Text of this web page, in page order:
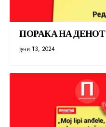
ПОРАКА НА ДЕНОТ
јуни 13, 2024